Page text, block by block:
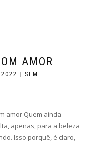
AMOR
SEM
amor Quem ainda
apenas, para a beleza
Isso porquê, é claro,